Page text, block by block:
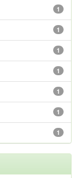
1
1
1
1
1
1
1